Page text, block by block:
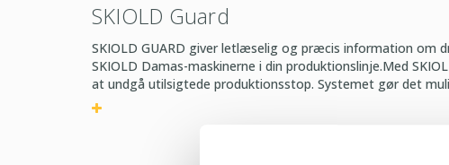
SKIOLD Guard
SKIOLD GUARD giver letlæselig og præcis information om
SKIOLD Damas-maskinerne i din produktionslinje.Med
at undgå utilsigtede produktionsstop. Systemet gør det